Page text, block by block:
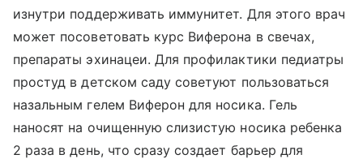
изнутри поддерживать иммунитет. Для этого врач
может посоветовать курс Виферона в свечах,
препараты эхинацеи. Для профилактики педиатры
простуд в детском саду советуют пользоваться
назальным гелем Виферон для носика. Гель
наносят на очищенную слизистую носика ребенка
2 раза в день, что сразу создает барьер для